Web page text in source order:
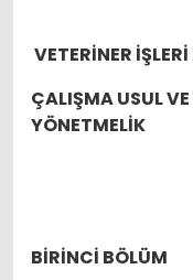
VETERİNER
ÇALIŞMA USUL
YÖNETMELİK
BİRİNCİ BÖLÜM